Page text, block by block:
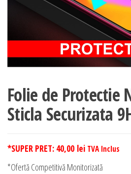
Folie de Protectie
Sticla Securizata
*SUPER PRET: 40,00 lei TVA Inclus
*Ofertă Competitivă Monitorizată